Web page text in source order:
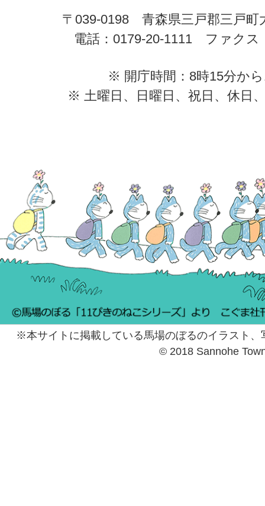
〒039-0198 青森県三戸郡三戸町
電話：0179-20-1111 ファクス
※ 開庁時間：8時15分か
※ 土曜日、日曜日、祝日、休日
※本サイトに掲載している馬場のぼるのイラスト
© 2018 Sannohe